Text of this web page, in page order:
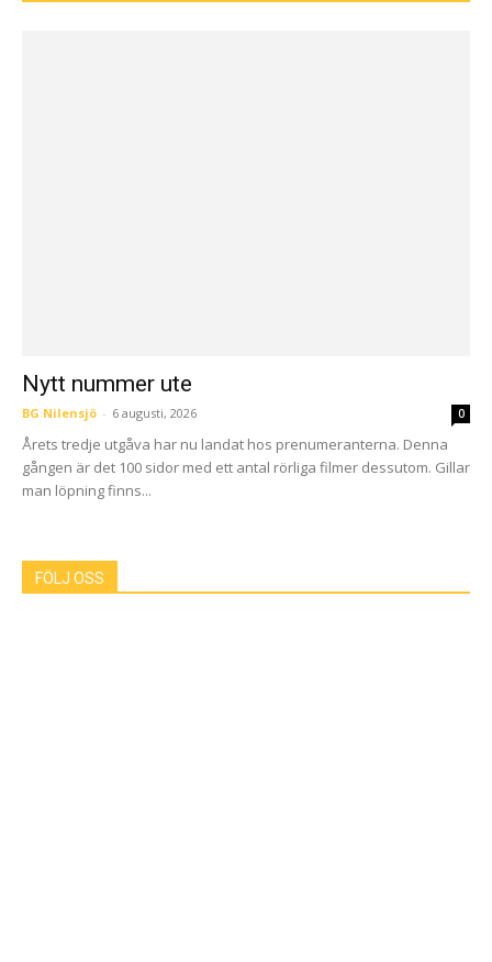
Nytt nummer ute
BG Nilensjö - 6 augusti, 2026 0
Årets tredje utgåva har nu landat hos prenumeranterna. Denna
gången är det 100 sidor med ett antal rörliga filmer dessutom. Gillar
man löpning finns...
FÖLJ OSS